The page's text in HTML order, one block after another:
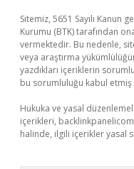
Sitemiz, 5651 Sayılı Kanun
Kurumu (BTK) tarafından
vermektedir. Bu nedenle,
veya araştırma
yazdıkları içeriklerin
bu sorumluluğu kabul etmiş
Hukuka ve yasal
içerikleri,
halinde, ilgili içerikler yasal